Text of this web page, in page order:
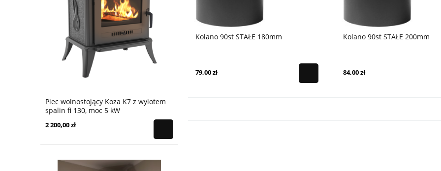
Piec wolnostojący Koza K7 z wylotem
spalin fi 130, moc 5 kW
2 200,00 zł
Kolano 90st STAŁE 180mm
79,00 zł
Kolano 90st STAŁE 200mm
84,00 zł